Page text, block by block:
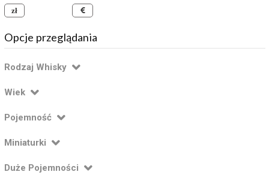
Opcje przeglądania
Rodzaj Whisky
Wiek
Pojemność
Miniaturki
Duże Pojemności